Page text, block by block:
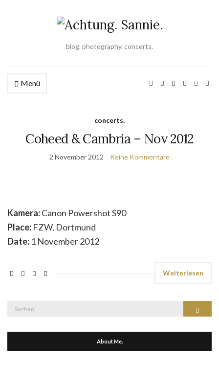
blog. photography. concerts.
Menü
concerts.
Coheed & Cambria – Nov 2012
2 November 2012 Keine Kommentare
Kamera:Canon Powershot S90
Place: FZW, Dortmund
Date: 1 November 2012
Weiterlesen
About Me.